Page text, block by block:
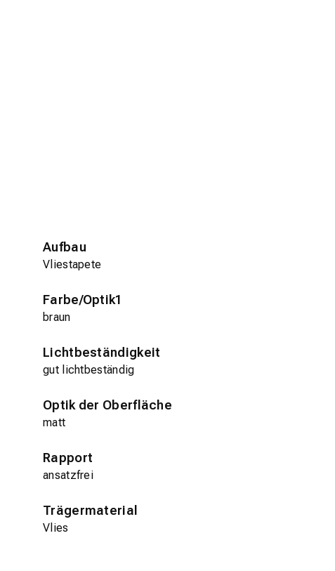
Aufbau
Vliestapete
Farbe/Optik1
braun
Lichtbeständigkeit
gut lichtbeständig
Optik der Oberfläche
matt
Rapport
ansatzfrei
Trägermaterial
Vlies